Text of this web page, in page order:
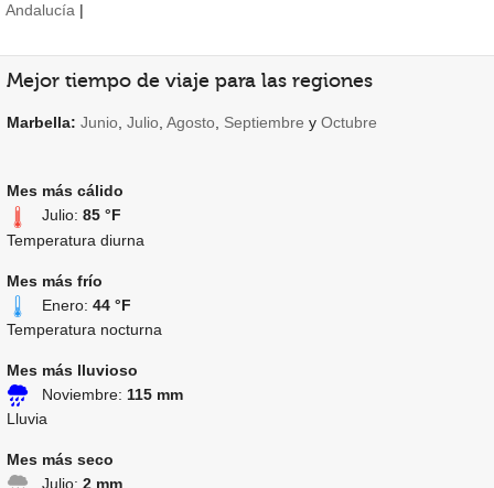
Andalucía |
Mejor tiempo de viaje para las regiones
Marbella: Junio, Julio, Agosto, Septiembre y Octubre
Mes más cálido
Julio: 85 °F
Temperatura diurna
Mes más frío
Enero: 44 °F
Temperatura nocturna
Mes más lluvioso
Noviembre: 115 mm
Lluvia
Mes más seco
Julio: 2 mm